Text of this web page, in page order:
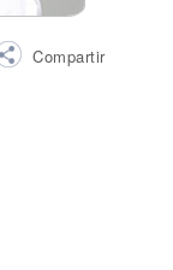
Compartir